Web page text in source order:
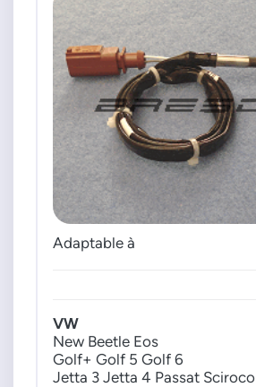
Adaptable à
VW
New Beetle Eos
Golf+ Golf 5 Golf 6
Jetta 3 Jetta 4 Passat Sciroco